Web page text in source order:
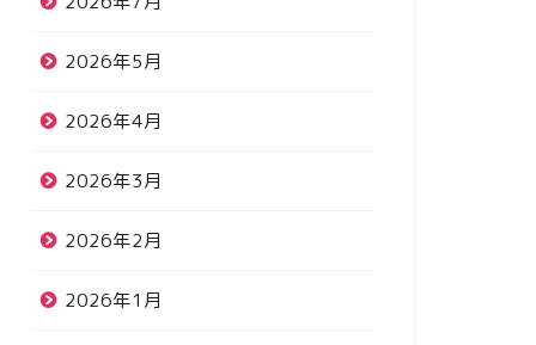
2026年5月
2026年4月
2026年3月
2026年2月
2026年1月